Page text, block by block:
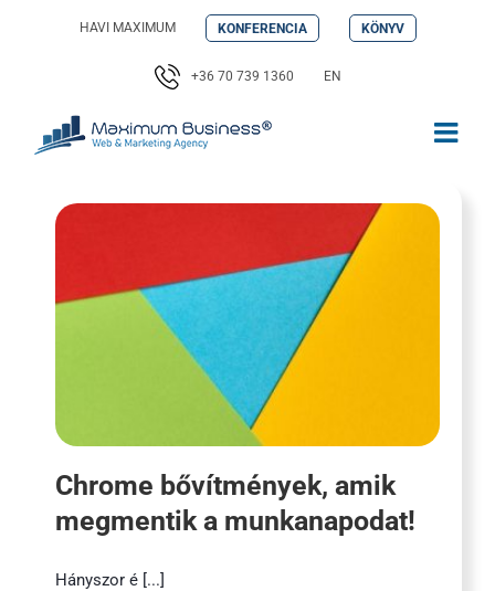
HAVI MAXIMUM KONFERENCIA KÖNYV
+36 70 739 1360 EN
Chrome bővítmények, amik
megmentik a munkanapodat!
Hányszor é [...]